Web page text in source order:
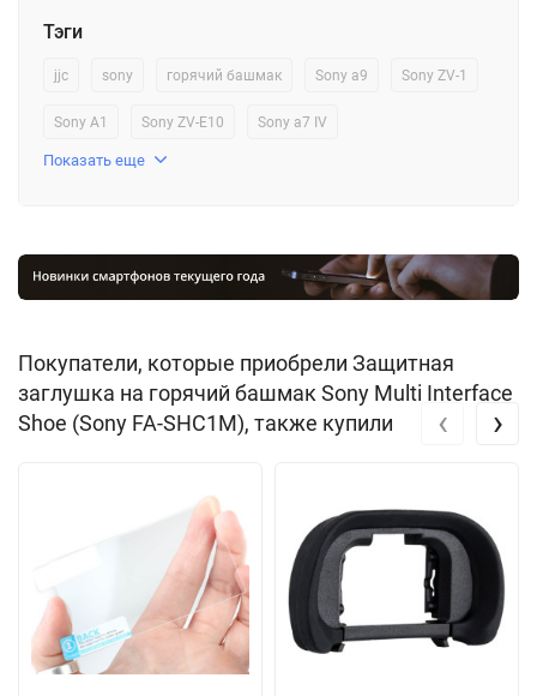
Тэги
jjc sony горячий башмак Sony a9 Sony ZV-1
Sony A1 Sony ZV-E10 Sony a7 IV
Показать еще
Покупатели, которые приобрели Защитная
заглушка на горячий башмак Sony Multi Interface
Shoe (Sony FA-SHC1M), также купили
‹ ›